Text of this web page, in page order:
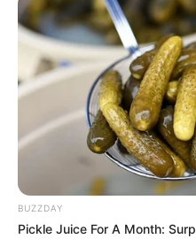
BUZZDAY
Pickle Juice For A Month: